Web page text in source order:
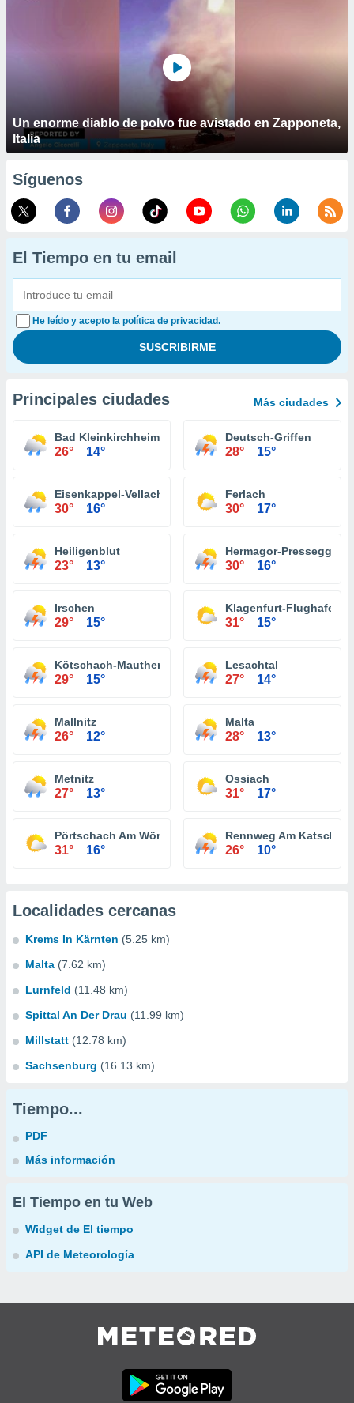
Un enorme diablo de polvo fue avistado en Zapponeta,
Italia
Síguenos
El Tiempo en tu email
He leído y acepto la política de privacidad.
Principales ciudades Más ciudades
Bad Kleinkirchheim
26° 14°
Deutsch-Griffen
28° 15°
Eisenkappel-Vellach
30° 16°
Ferlach
30° 17°
Heiligenblut
23° 13°
Hermagor-Pressegger
30° 16°
Irschen
29° 15°
Klagenfurt-Flughafen
31° 15°
Kötschach-Mauthen
29° 15°
Lesachtal
27° 14°
Mallnitz
26° 12°
Malta
28° 13°
Metnitz
27° 13°
Ossiach
31° 17°
Pörtschach Am Wörther See
31° 16°
Rennweg Am
26° 10°
Localidades cercanas
Krems In Kärnten (5.25 km)
Malta (7.62 km)
Lurnfeld (11.48 km)
Spittal An Der Drau (11.99 km)
Millstatt (12.78 km)
Sachsenburg (16.13 km)
Tiempo...
PDF
Más información
El Tiempo en tu Web
Widget de El tiempo
API de Meteorología